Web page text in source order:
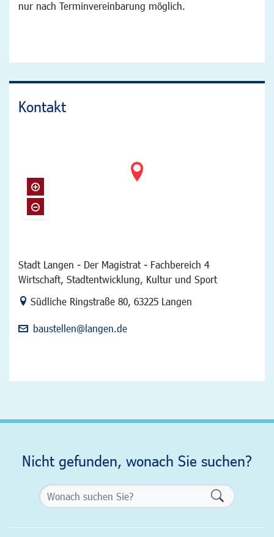
nur nach Terminvereinbarung möglich.
Kontakt
Stadt Langen - Der Magistrat - Fachbereich 4
Wirtschaft, Stadtentwicklung, Kultur und Sport
Link zur Google-Maps Navigation
Südliche Ringstraße 80, 63225 Langen
baustellen@langen.de
Nicht gefunden, wonach Sie suchen?